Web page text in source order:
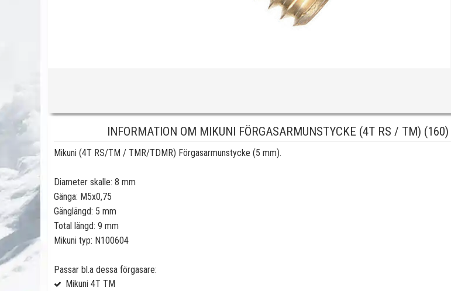
INFORMATION OM MIKUNI FÖRGASARMUNSTYCKE (4T RS / TM) (160)
Mikuni (4T RS/TM / TMR/TDMR) Förgasarmunstycke (5 mm).
Diameter skalle: 8 mm
Gänga: M5x0,75
Gänglängd: 5 mm
Total längd: 9 mm
Mikuni typ: N100604
Passar bl.a dessa förgasare:
Mikuni 4T TM